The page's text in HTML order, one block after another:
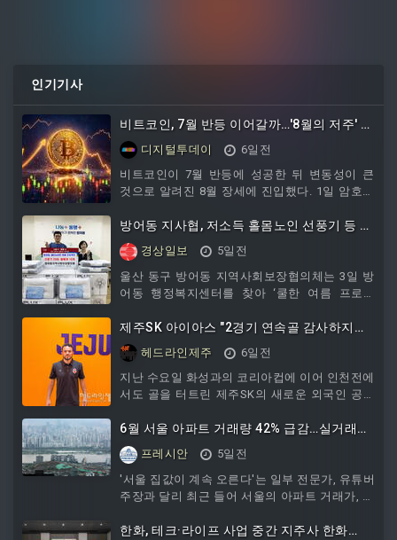
인기기사
비트코인, 7월 반등 이어갈까…'8월의 저주' 온
다
디지털투데이
6일전
비트코인이 7월 반등에 성공한 뒤 변동성이 큰
것으로 알려진 8월 장세에 진입했다. 1일 암호화
인의 8월 평균 수익률은 1%를 소폭 웃돌지만, 중
앙값은 오히려 마이너스로 나타났다. 2017년
65% 급등과 같은 일부 강세장이 평균치를 끌어
올렸을 뿐, 대다수 해는 손실로 마감했다는 설명
이다.실제로 2022년 8월엔 9% 가까이 하락했고
소폭 상승에 그쳤다. 비트코인은 6월 저점에서
방어동 지사협, 저소득 홀몸노인 선풍기 등 지
원
경상일보
5일전
울산 동구 방어동 지역사회보장협의체는 3일 방
어동 행정복지센터를 찾아 ‘쿨한 여름 프로젝
풍기 20대와 쿨 베개 10개를 전달했다.
제주SK 아이아스 "2경기 연속골 감사하지
만...팀의 경기 결과가 아쉬워"
헤드라인제주
6일전
지난 수요일 화성과의 코리아컵에 이어 인천전에
서도 골을 터트린 제주SK의 새로운 외국인 공격
골을 기록하고 있다는 건 정말 감사한 일이지만
승점 3점 가져오지 못해 더욱 더 아쉽게 느껴지
는 것 같다"고 말했다.아이아스는 이날 인천과의
홈경기 후 와의 인터뷰에서 이같이 말했다.그는
경기 소감으로 "정말 어려운 경기였다고 생각한
를 펼쳤다고 생각은 한다. 하지만 약간의 아쉬운
6월 서울 아파트 거래량 42% 급감…실거래가
도 감소세
프레시안
5일전
'서울 집값이 계속 오른다'는 일부 전문가, 유튜버
주장과 달리 최근 들어 서울의 아파트 거래가, 거
부동산정보광장을 보면, 서울...
한화, 테크·라이프 사업 중간 지주사 한화